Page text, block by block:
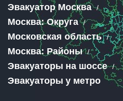
Эвакуатор Москва
Москва: Округа
Московская область
Москва: Районы
Эвакуаторы на шоссе
Эвакуаторы у метро